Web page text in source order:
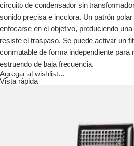
circuito de condensador sin
sonido precisa e incolora. Un patrón
enfocarse en el objetivo, produciendo
resiste el traspaso. Se puede activar un
conmutable de forma independiente para
estruendo de baja frecuencia.
Agregar al wishlist...
Vista rápida